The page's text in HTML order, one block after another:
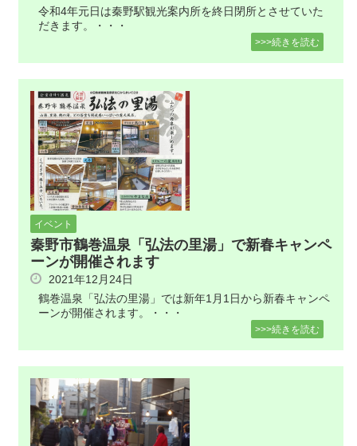
令和4年元日は秦野駅観光案内所を終日閉所とさせていた
だきます。・・・
>>>続きを読む
イベント
秦野市鶴巻温泉「弘法の里湯」で新春キャンペ
ーンが開催されます
2021年12月24日
鶴巻温泉「弘法の里湯」では新年1月1日から新春キャンペ
ーンが開催されます。・・・
>>>続きを読む